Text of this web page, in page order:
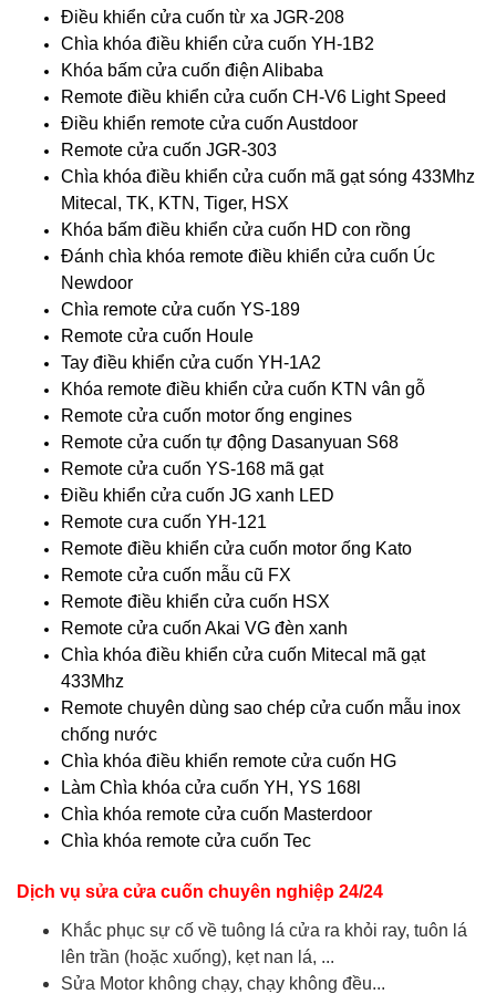
Điều khiển cửa cuốn từ xa JGR-208
Chìa khóa điều khiển cửa cuốn YH-1B2
Khóa bấm cửa cuốn điện Alibaba
Remote điều khiển cửa cuốn CH-V6 Light Speed
Điều khiển remote cửa cuốn Austdoor
Remote cửa cuốn JGR-303
Chìa khóa điều khiển cửa cuốn mã gạt sóng 433Mhz
Mitecal, TK, KTN, Tiger, HSX
Khóa bấm điều khiển cửa cuốn HD con rồng
Đánh chìa khóa remote điều khiển cửa cuốn Úc
Newdoor
Chìa remote cửa cuốn YS-189
Remote cửa cuốn Houle
Tay điều khiển cửa cuốn YH-1A2
Khóa remote điều khiển cửa cuốn KTN vân gỗ
Remote cửa cuốn motor ống engines
Remote cửa cuốn tự động Dasanyuan S68
Remote cửa cuốn YS-168 mã gạt
Điều khiển cửa cuốn JG xanh LED
Remote cưa cuốn YH-121
Remote điều khiển cửa cuốn motor ống Kato
Remote cửa cuốn mẫu cũ FX
Remote điều khiển cửa cuốn HSX
Remote cửa cuốn Akai VG đèn xanh
Chìa khóa điều khiển cửa cuốn Mitecal mã gạt
433Mhz
Remote chuyên dùng sao chép cửa cuốn mẫu inox
chống nước
Chìa khóa điều khiển remote cửa cuốn HG
Làm Chìa khóa cửa cuốn YH, YS 168l
Chìa khóa remote cửa cuốn Masterdoor
Chìa khóa remote cửa cuốn Tec
Dịch vụ sửa cửa cuốn chuyên nghiệp 24/24
Khắc phục sự cố về tuông lá cửa ra khỏi ray, tuôn lá
lên trần (hoặc xuống), kẹt nan lá, ...
Sửa Motor không chạy, chạy không đều...